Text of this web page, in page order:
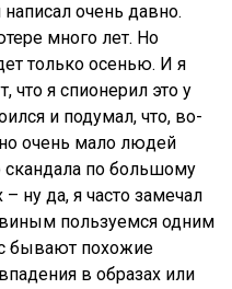
очень давно.
много лет. Но
только осенью. И я
что я спионерил это у
и подумал, что, во-
очень мало людей
скандала по большому
ну да, я часто замечал
пользуемся одним
бывают похожие
в образах или